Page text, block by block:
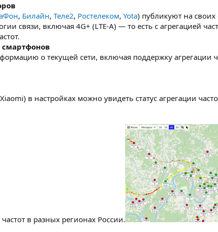
, Билайн, Теле2, Ростелеком, Yota) публикуют на своих
связи, включая 4G+ (LTE-A) — то есть с агрегацией
о текущей сети, включая поддержку агрегации
в настройках можно увидеть статус агрегации
в разных регионах России.